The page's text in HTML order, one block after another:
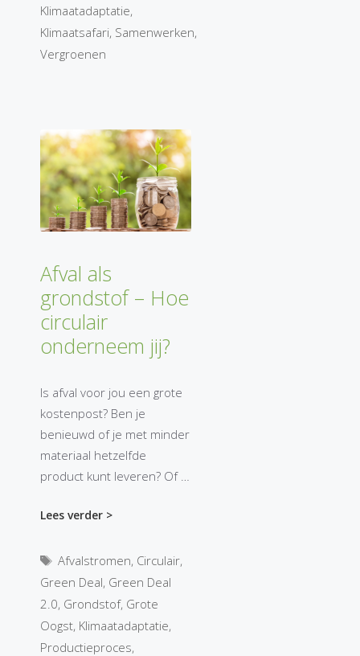
Klimaatadaptatie,
Klimaatsafari, Samenwerken,
Vergroenen
Afval als
grondstof – Hoe
circulair
onderneem jij?
Is afval voor jou een grote
kostenpost? Ben je
benieuwd of je met minder
materiaal hetzelfde
product kunt leveren? Of …
Lees verder >
Tags
Afvalstromen, Circulair,
Green Deal, Green Deal
2.0, Grondstof, Grote
Oogst, Klimaatadaptatie,
Productieproces,